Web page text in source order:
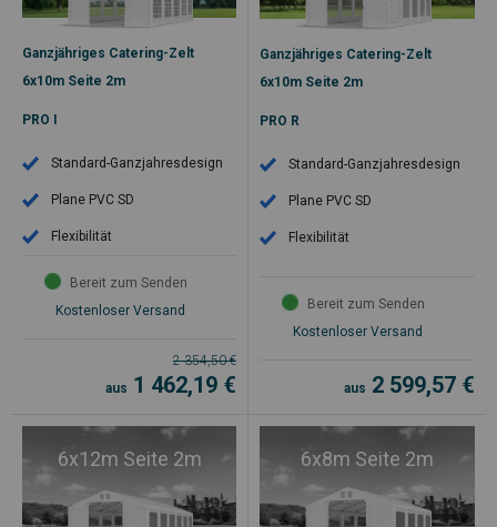
Ganzjähriges Catering-Zelt
6x10m Seite 2m
PRO I
Standard-Ganzjahresdesign
Plane PVC SD
Flexibilität
Bereit zum Senden
Kostenloser Versand
2 354,50€
aus 1 462,19 €
Ganzjähriges Catering-Zelt
6x10m Seite 2m
PRO R
Standard-Ganzjahresdesign
Plane PVC SD
Flexibilität
Bereit zum Senden
Kostenloser Versand
aus 2 599,57 €
6x12m Seite 2m 6x8m Seite 2m